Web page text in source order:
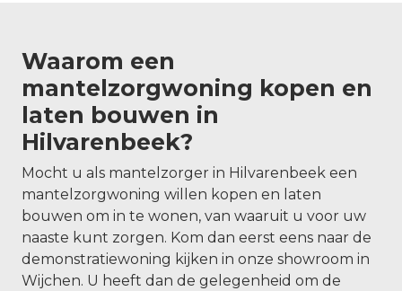
Waarom een
mantelzorgwoning kopen en
laten bouwen in
Hilvarenbeek?
Mocht u als mantelzorger in Hilvarenbeek een
mantelzorgwoning willen kopen en laten
bouwen om in te wonen, van waaruit u voor uw
naaste kunt zorgen. Kom dan eerst eens naar de
demonstratiewoning kijken in onze showroom in
Wijchen. U heeft dan de gelegenheid om de